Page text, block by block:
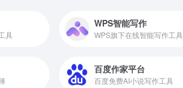
具
WPS智能写作
WPS旗下在线智能写作工具
百度作家平台
百度免费AI小说写作工具